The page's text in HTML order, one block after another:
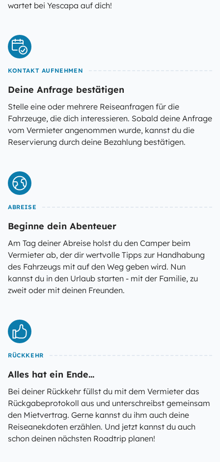
wartet bei Yescapa auf dich!
KONTAKT AUFNEHMEN
Deine Anfrage bestätigen
Stelle eine oder mehrere Reiseanfragen für die
Fahrzeuge, die dich interessieren. Sobald deine Anfrage
vom Vermieter angenommen wurde, kannst du die
Reservierung durch deine Bezahlung bestätigen.
ABREISE
Beginne dein Abenteuer
Am Tag deiner Abreise holst du den Camper beim
Vermieter ab, der dir wertvolle Tipps zur Handhabung
des Fahrzeugs mit auf den Weg geben wird. Nun
kannst du in den Urlaub starten - mit der Familie, zu
zweit oder mit deinen Freunden.
RÜCKKEHR
Alles hat ein Ende...
Bei deiner Rückkehr füllst du mit dem Vermieter das
Rückgabeprotokoll aus und unterschreibst gemeinsam
den Mietvertrag. Gerne kannst du ihm auch deine
Reiseanekdoten erzählen. Und jetzt kannst du auch
schon deinen nächsten Roadtrip planen!